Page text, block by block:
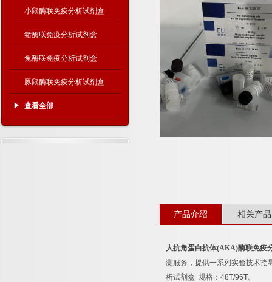
小鼠酶联免疫分析试剂盒
猪酶联免疫分析试剂盒
兔酶联免疫分析试剂盒
豚鼠酶联免疫分析试剂盒
查看全部
产品介绍 相关产品
人抗角蛋白抗体(AKA)酶联免疫
测服务，提供一系列实验技术指
析试剂盒 规格： 48T/96T。